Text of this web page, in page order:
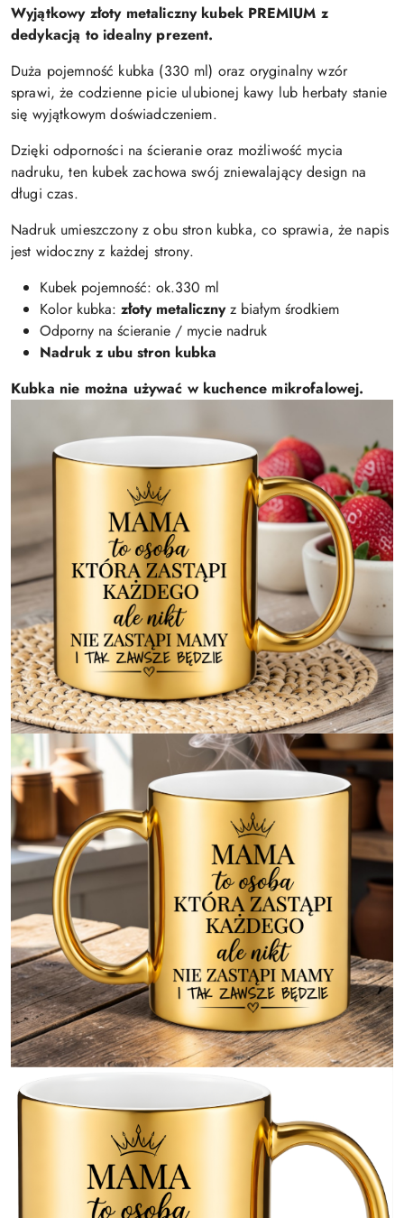
Wyjątkowy złoty metaliczny kubek PREMIUM z
dedykacją to idealny prezent.
Duża pojemność kubka (330 ml) oraz oryginalny wzór
sprawi, że codzienne picie ulubionej kawy lub herbaty stanie
się wyjątkowym doświadczeniem.
Dzięki odporności na ścieranie oraz możliwość mycia
nadruku, ten kubek zachowa swój zniewalający design na
długi czas.
Nadruk umieszczony z obu stron kubka, co sprawia, że napis
jest widoczny z każdej strony.
Kubek pojemność: ok.330 ml
Kolor kubka: złoty metalicznyz białym środkiem
Odporny na ścieranie / mycie nadruk
Nadruk z ubu stron kubka
Kubka nie można używać w kuchence mikrofalowej.